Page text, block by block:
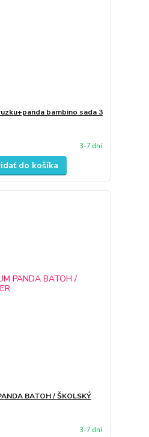
bambino sada 3
3-7 dní
do košíka
BATOH / ŠKOLSKÝ
3-7 dní